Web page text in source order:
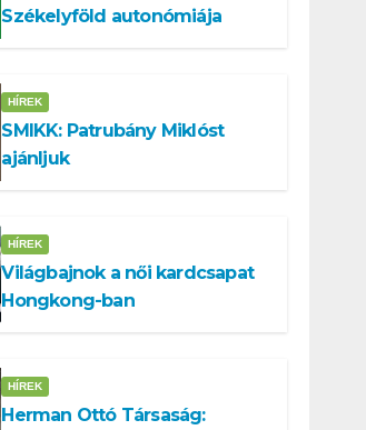
Székelyföld autonómiája
HÍREK
SMIKK: Patrubány Miklóst
ajánljuk
HÍREK
Világbajnok a női kardcsapat
Hongkong-ban
HÍREK
Herman Ottó Társaság: